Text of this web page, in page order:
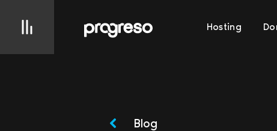
Hosting
Blog